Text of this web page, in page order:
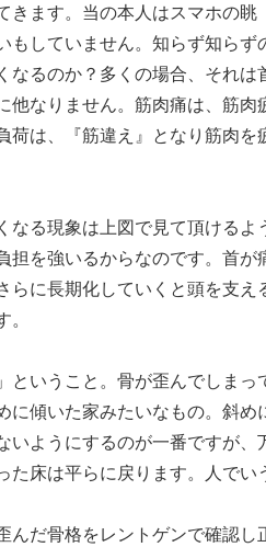
きます。当の本人はスマホの眺
もしていません。知らず知ら
なるのか？多くの場合、それ
他なりません。筋肉痛は、筋肉
荷は、『筋違え』となり筋肉
なる現象は上図で見て頂ける
担を強いるからなのです。首
らに長期化していくと頭を支え
。
ということ。骨が歪んでしま
に傾いた家みたいなもの。斜
いようにするのが一番ですが
た床は平らに戻ります。人でい
んだ骨格をレントゲンで確認